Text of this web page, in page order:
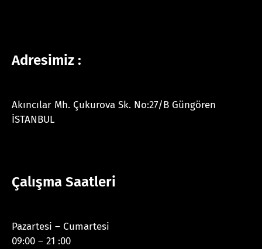
Adresimiz :
Akıncılar Mh. Çukurova Sk. No:27/B Güngören
İSTANBUL
Çalışma Saatleri
Pazartesi – Cumartesi
09:00 – 21 :00